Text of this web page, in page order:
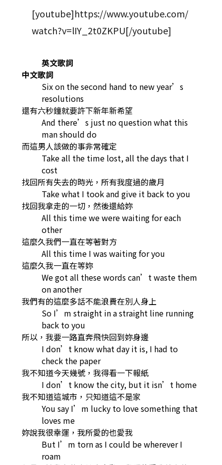
[youtube]https://www.youtube.com/
watch?v=lIY_2t0ZKPU[/youtube]
英文歌詞
中文歌詞
Six on the second hand to new year’s
resolutions
還有六秒鐘就要許下新年新希望
And there’s just no question what this
man should do
而這男人該做的事非常確定
Take all the time lost, all the days that I
cost
找回所有失去的時光，所有我度過的歲月
Take what I took and give it back to you
找回我拿走的一切，然後還給妳
All this time we were waiting for each
other
這麼久我們一直在等著對方
All this time I was waiting for you
這麼久我一直在等妳
We got all these words can’t waste them
on another
我們有的這麼多話不能浪費在別人身上
So I’m straight in a straight line running
back to you
所以，我要一路直奔飛快回到妳身邊
I don’t know what day it is, I had to
check the paper
我不知道今天幾號，我得看一下報紙
I don’t know the city, but it isn’t home
我不知道這城市，只知道這不是家
You say I’m lucky to love something that
loves me
妳說我很幸運，我所愛的也愛我
But I’m torn as I could be wherever I
roam